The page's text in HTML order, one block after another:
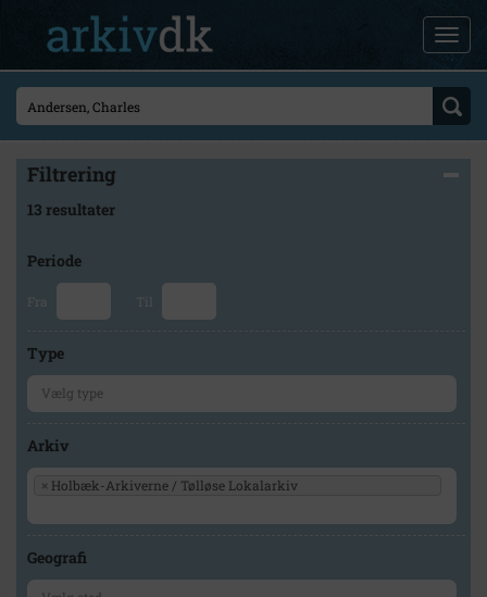
Filtrering
13 resultater
Periode
Fra Til
Type
Arkiv
× Holbæk-Arkiverne / Tølløse Lokalarkiv
Geografi